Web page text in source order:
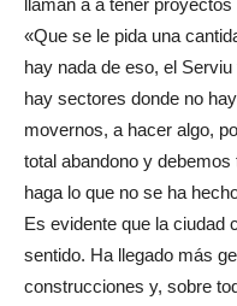
llaman a a tener
«Que se le pida una
hay nada de eso, el
hay sectores donde no
movernos, a hacer algo,
total abandono y
haga lo que no se ha
Es evidente que la ciudad
sentido. Ha llegado más
construcciones y, sobre